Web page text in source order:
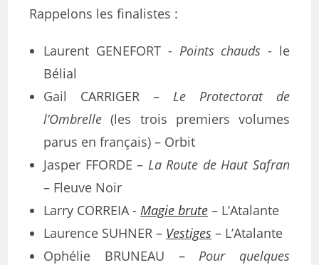
Rappelons les finalistes :
Laurent GENEFORT ­- Points chauds ­- le
Bélial
Gail CARRIGER – Le Protectorat de
l’Ombrelle ­(les trois premiers volumes
parus en français) – Orbit
Jasper FFORDE – La Route de Haut Safran
– Fleuve Noir
Larry CORREIA ­-Magie brute – L’Atalante
Laurence SUHNER – Vestiges – L’Atalante
Ophélie BRUNEAU –Pour quelques